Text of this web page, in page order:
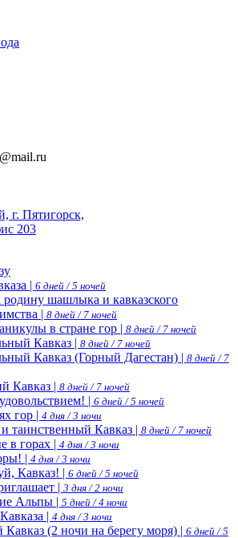
г. Пятигорск,
203
| 6 дней / 5 ночей
шашлыка и кавказского
| 8 дней / 7 ночей
в стране гор | 8 дней / 7 ночей
Кавказ | 8 дней / 7 ночей
Кавказ (Горный Дагестан) | 8 дней / 7
Кавказ | 8 дней / 7 ночей
| 6 дней / 5 ночей
гор | 4 дня / 3 ночи
таинственный Кавказ | 8 дней / 7 ночей
в горах | 4 дня / 3 ночи
| 4 дня / 3 ночи
Кавказ! | 6 дней / 5 ночей
| 3 дня / 2 ночи
Альпы | 5 дней / 4 ночи
| 4 дня / 3 ночи
(2 ночи на берегу моря) | 6 дней / 5